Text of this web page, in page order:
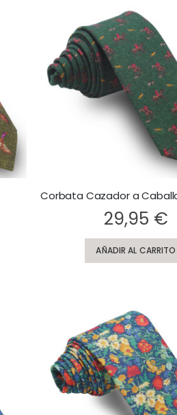
29,95 €
AÑADIR AL CARRITO